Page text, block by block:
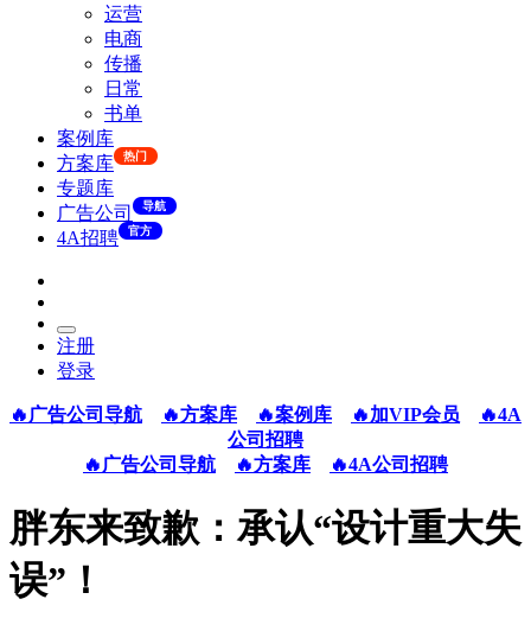
运营
电商
传播
日常
书单
案例库
方案库
热门
专题库
广告公司
导航
4A招聘 官方
注册
登录
🔥广告公司导航 🔥方案库 🔥案例库 🔥加VIP会员
🔥4A
公司招聘
🔥广告公司导航
🔥方案库 🔥4A公司招聘
胖东来致歉：承认“设计重大失
误”！